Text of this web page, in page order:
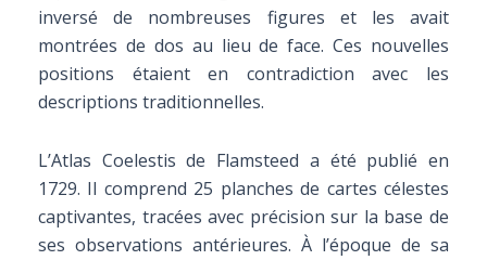
inversé de nombreuses figures et les avait
montrées de dos au lieu de face. Ces nouvelles
positions étaient en contradiction avec les
descriptions traditionnelles.
L’Atlas Coelestis de Flamsteed a été publié en
1729. Il comprend 25 planches de cartes célestes
captivantes, tracées avec précision sur la base de
ses observations antérieures. À l’époque de sa